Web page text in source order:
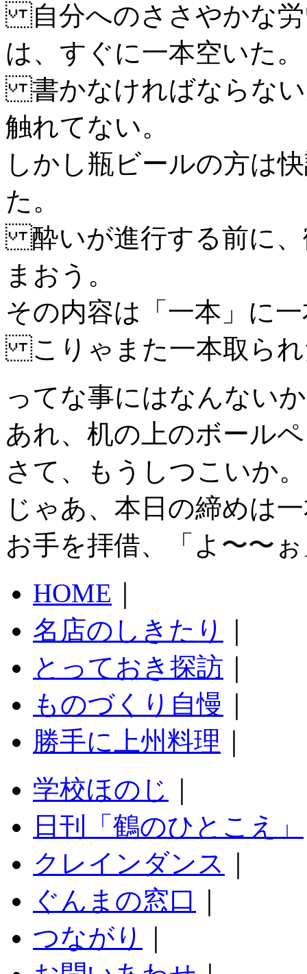
自分へのささやかな労
は、すぐに一本空いた。
書かなければならない
触れてない。
しかし瓶ビールの方は
た。
酔いが進行する前に、
まおう。
その内容は「一本」に
こりゃまた一本取られ
ってな事にはなんない
あれ、机の上のボール
さて、もうしつこいか。
じゃあ、本日の締めは
お手を拝借、「よ〜〜
HOME
名店のしきたり
とっておき探訪
ものづくり自慢
勝手に上州料理
学校ほのじ
日刊「鶴のひとこえ」
クレインダンス
ぐんまの窓口
つながり